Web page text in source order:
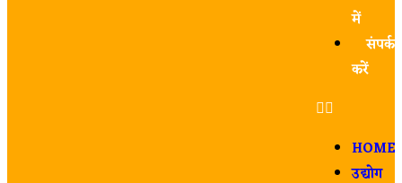
में
संपर्क
करें
HOME
उद्योग